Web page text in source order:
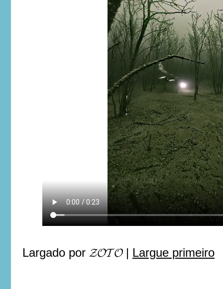
Largado por 𝓩𝓞𝓣𝓞| Largue primeiro